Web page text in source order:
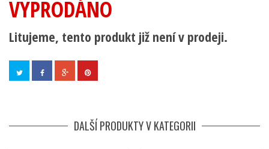
VYPRODÁNO
Litujeme, tento produkt již není v prodeji.
DALŠÍ PRODUKTY V KATEGORII